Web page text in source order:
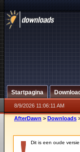
Startpagina
8/9/2026 11:06:11 AM
AfterDawn > Downloads
Dit is een oude